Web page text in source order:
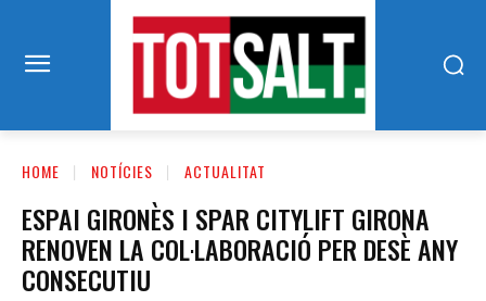
HOME NOTÍCIES ACTUALITAT
ESPAI GIRONÈS I SPAR CITYLIFT GIRONA
RENOVEN LA COL·LABORACIÓ PER DESÈ ANY
CONSECUTIU